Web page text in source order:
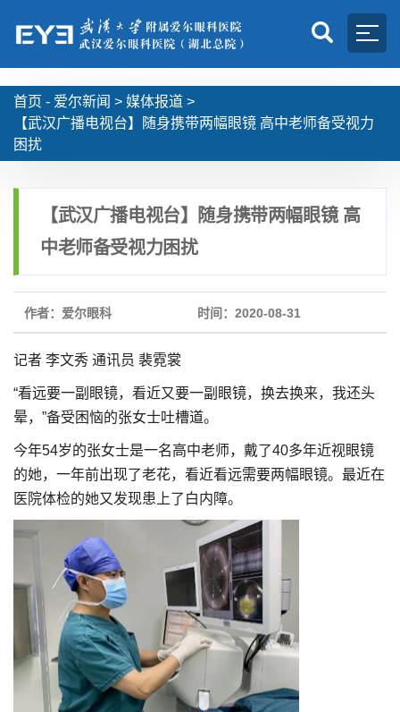
首页 - 爱尔新闻 > 媒体报道 >
【武汉广播电视台】随身携带两幅眼镜 高中老师备受视力
困扰
【武汉广播电视台】随身携带两幅眼镜 高
中老师备受视力困扰
作者：爱尔眼科 时间：2020-08-31
记者 李文秀 通讯员 裴霓裳
“看远要一副眼镜，看近又要一副眼镜，换去换来，我还头
晕，”备受困恼的张女士吐槽道。
今年54岁的张女士是一名高中老师，戴了40多年近视眼镜
的她，一年前出现了老花，看近看远需要两幅眼镜。最近在
医院体检的她又发现患上了白内障。